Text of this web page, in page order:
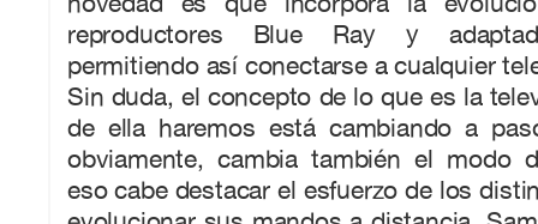
reproductores Blue Ray y
permitiendo así conectarse a cualquier
Sin duda, el concepto de lo que es la
de ella haremos está cambiando a
obviamente, cambia también el modo
eso cabe destacar el esfuerzo de los